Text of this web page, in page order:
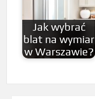
Jak wybrać
blat na wymiar
w Warszawie?